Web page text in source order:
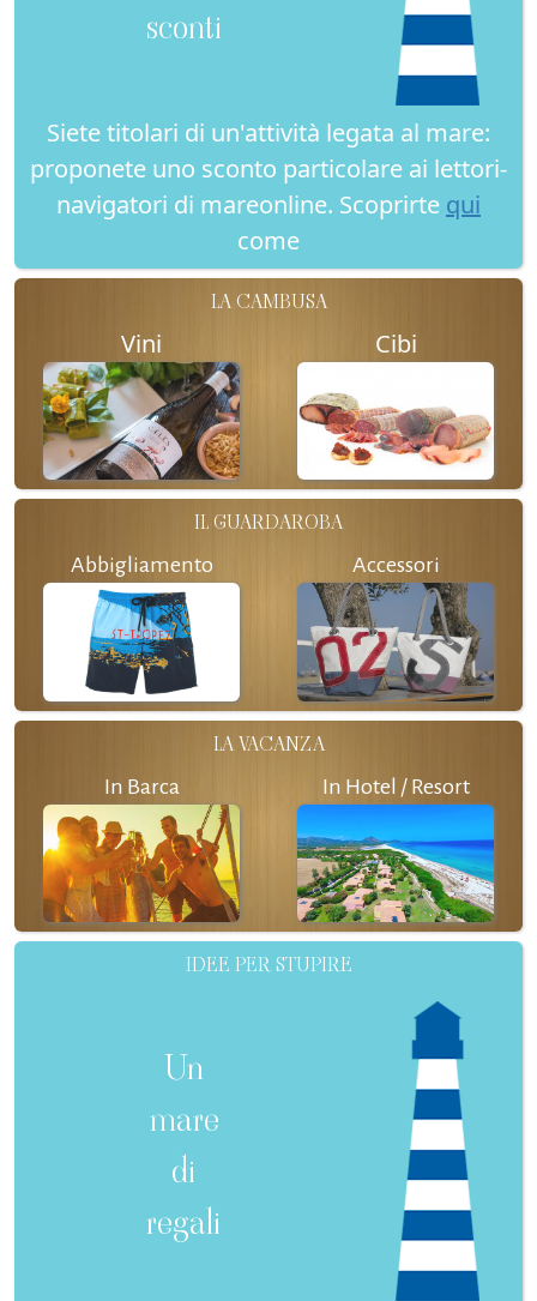
sconti
Siete titolari di un'attività legata al mare:
proponete uno sconto particolare ai lettori-
navigatori di mareonline. Scoprirte qui
come
LA CAMBUSA
Vini Cibi
IL GUARDAROBA
Abbigliamento Accessori
LA VACANZA
In Barca In Hotel / Resort
IDEE PER STUPIRE
Un
mare
di
regali